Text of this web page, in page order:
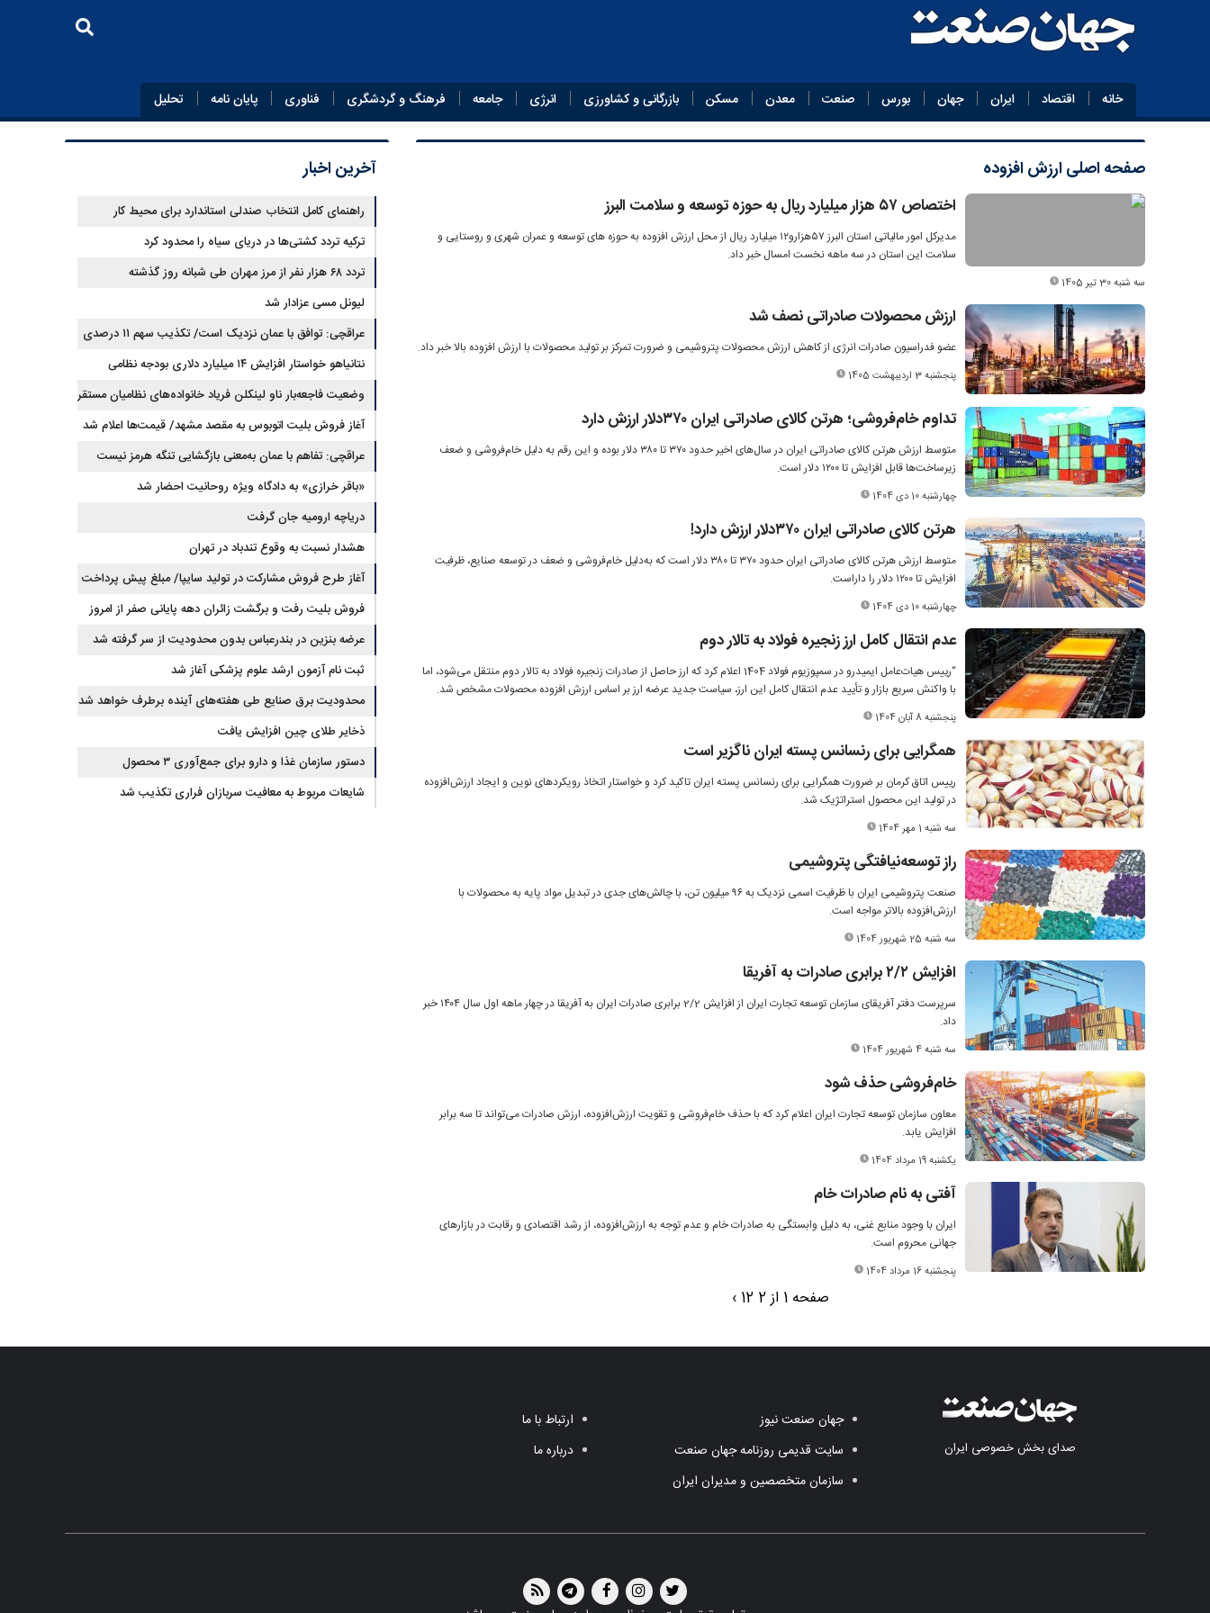
خانه اقتصاد ایران جهان بورس صنعت معدن مسکن بازرگانی و کشاورزی انرژی جامعه فرهنگ و گردشگری فناوری پایان‌ نامه تحلیل
صفحه اصلیارزش افزوده
اختصاص ۵۷ هزار میلیارد ریال به حوزه توسعه و سلامت البرز
مدیرکل امور مالیاتی استان البرز ۵۷هزارو۱۲ میلیارد ریال از محل ارزش افزوده به حوزه های توسعه و عمران شهری و روستایی و
سلامت این استان در سه ماهه نخست امسال خبر داد.
سه شنبه 30 تیر 1405
ارزش محصولات صادراتی نصف شد
عضو فدراسیون صادرات انرژی از کاهش ارزش محصولات پتروشیمی و ضرورت تمرکز بر تولید محصولات با ارزش افزوده بالا خبر داد.
پنجشنبه 3 اردیبهشت 1405
تداوم خام‌فروشی؛ هرتن کالای صادراتی ایران ۳۷۰دلار ارزش دارد
متوسط ارزش هرتن کالای صادراتی ایران در سال‌های اخیر حدود ۳۷۰ تا ۳۸۰ دلار بوده و این رقم به دلیل خام‌فروشی و ضعف
زیرساخت‌ها قابل افزایش تا ۱۲۰۰ دلار است.
چهارشنبه 10 دی 1404
هرتن کالای صادراتی ایران ۳۷۰دلار ارزش دارد!
متوسط ارزش هرتن کالای صادراتی ایران حدود ۳۷۰ تا ۳۸۰ دلار است که به‌دلیل خام‌فروشی و ضعف در توسعه صنایع، ظرفیت
افزایش تا ۱۲۰۰ دلار را داراست.
چهارشنبه 10 دی 1404
عدم انتقال کامل ارز زنجیره فولاد به تالار دوم
“رییس هیات‌عامل ایمیدرو در سمپوزیوم فولاد 1404 اعلام کرد که ارز حاصل از صادرات زنجیره فولاد به تالار دوم منتقل می‌شود، اما
با واکنش سریع بازار و تأیید عدم انتقال کامل این ارز، سیاست جدید عرضه ارز بر اساس ارزش افزوده محصولات مشخص شد.
پنجشنبه 8 آبان 1404
همگرایی برای رنسانس پسته ایران ناگزیر است
رییس اتاق کرمان بر ضرورت همگرایی برای رنسانس پسته ایران تاکید کرد و خواستار اتخاذ رویکردهای نوین و ایجاد ارزش‌افزوده
در تولید این محصول استراتژیک شد.
سه شنبه 1 مهر 1404
راز توسعه‌نیافتگی پتروشیمی
صنعت پتروشیمی ایران با ظرفیت اسمی نزدیک به ۹۶ میلیون تن، با چالش‌های جدی در تبدیل مواد پایه به محصولات با
ارزش‌افزوده بالاتر مواجه است.
سه شنبه 25 شهریور 1404
افزایش ۲/‌‌۲ برابری صادرات به آفریقا
سرپرست دفتر آفریقای سازمان توسعه تجارت ایران از افزایش 2/2 برابری صادرات ایران به آفریقا در چهار ماهه اول سال ۱۴۰۴ خبر
داد.
سه شنبه 4 شهریور 1404
خام‌فروشی حذف شود
معاون سازمان توسعه تجارت ایران اعلام کرد که با حذف خام‌فروشی و تقویت ارزش‌افزوده، ارزش صادرات می‌تواند تا سه برابر
افزایش یابد.
یکشنبه 19 مرداد 1404
آفتی به نام صادرات خام
ایران با وجود منابع غنی، به دلیل وابستگی به صادرات خام و عدم توجه به ارزش‌افزوده، از رشد اقتصادی و رقابت در بازارهای
جهانی محروم است.
پنجشنبه 16 مرداد 1404
صفحه 1 از 2 12
›
آخرین اخبار
راهنمای کامل انتخاب صندلی استاندارد برای محیط کار
ترکیه تردد کشتی‌ها در دریای سیاه را محدود کرد
تردد ۶۸ هزار نفر از مرز مهران طی شبانه روز گذشته
لیونل مسی عزادار شد
عراقچی: توافق با عمان نزدیک است/ تکذیب سهم ۱۱ درصدی
ایران از خزر
نتانیاهو خواستار افزایش ۱۴ میلیارد دلاری بودجه نظامی
اسرائیل شد
وضعیت فاجعه‌بار ناو لینکلن فریاد خانواده‌های نظامیان مستقر
در دریا را بلند کرد
آغاز فروش بلیت اتوبوس به مقصد مشهد/ قیمت‌ها اعلام شد
عراقچی: تفاهم با عمان به‌معنی بازگشایی تنگه هرمز نیست
«باقر خرازی» به دادگاه ویژه روحانیت احضار شد
دریاچه ارومیه جان گرفت
هشدار نسبت به وقوع تندباد در تهران
آغاز طرح فروش مشارکت در تولید سایپا/ مبلغ پیش پرداخت
اعلام شد
فروش بلیت رفت و برگشت زائران دهه پایانی صفر از امروز
آغاز شد
عرضه بنزین در بندرعباس بدون محدودیت از سر گرفته شد
ثبت نام آزمون ارشد علوم پزشکی آغاز شد
محدودیت‌ برق صنایع طی هفته‌های آینده برطرف خواهد شد
ذخایر طلای چین افزایش یافت
دستور سازمان غذا و دارو برای جمع‌آوری ۳ محصول
سلامت‌محور
شایعات مربوط به معافیت سربازان فراری تکذیب شد
صدای بخش خصوصی ایران
جهان صنعت نیوز
سایت قدیمی روزنامه جهان صنعت
سازمان متخصصین و مدیران ایران
ارتباط با ما
درباره ما